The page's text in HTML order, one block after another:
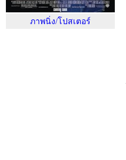
ภาพนิ่ง/โปสเตอร์